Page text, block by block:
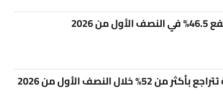
2026
خلال النصف الأول من 2026